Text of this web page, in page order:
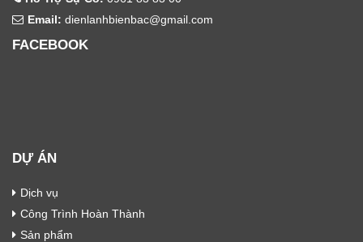
Email: dienlanhbienbac@gmail.com
FACEBOOK
DỰ ÁN
Dịch vụ
Công Trình Hoàn Thành
Sản phẩm